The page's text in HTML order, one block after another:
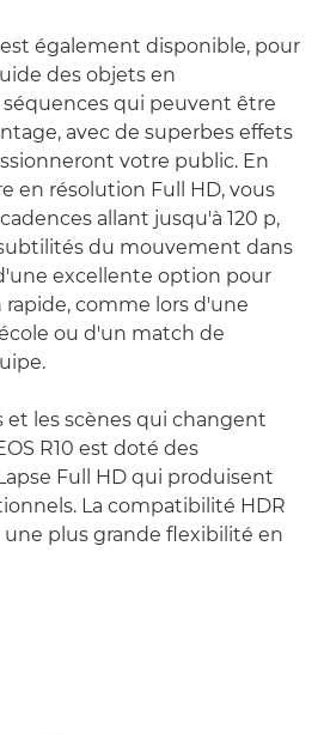
est également disponible, pour
des objets en
qui peuvent être
avec de superbes effets
votre public. En
en résolution Full HD, vous
allant jusqu'à 120 p,
du mouvement dans
excellente option pour
comme lors d'une
ou d'un match de
et les scènes qui changent
R10 est doté des
Full HD qui produisent
La compatibilité HDR
plus grande flexibilité en